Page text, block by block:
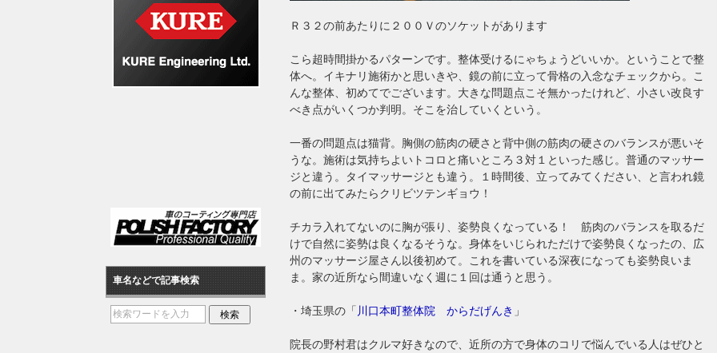
Ｒ３２の前あたりに２００Ｖのソケットがあります
こら超時間掛かるパターンです。整体受けるにゃちょうどいいか。ということで整
体へ。イキナリ施術かと思いきや、鏡の前に立って骨格の入念なチェックから。こ
んな整体、初めてでございます。大きな問題点こそ無かったけれど、小さい改良す
べき点がいくつか判明。そこを治していくという。
一番の問題点は猫背。胸側の筋肉の硬さと背中側の筋肉の硬さのバランスが悪いそ
うな。施術は気持ちよいトコロと痛いところ３対１といった感じ。普通のマッサー
ジと違う。タイマッサージとも違う。１時間後、立ってみてください、と言われ鏡
の前に出てみたらクリビツテンギョウ！
チカラ入れてないのに胸が張り、姿勢良くなっている！ 筋肉のバランスを取るだ
けで自然に姿勢は良くなるそうな。身体をいじられただけで姿勢良くなったの、広
州のマッサージ屋さん以後初めて。これを書いている深夜になっても姿勢良いま
ま。家の近所なら間違いなく週に１回は通うと思う。
・埼玉県の「 川口本町整体院 からだげんき 」
院長の野村君はクルマ好きなので、近所の方で身体のコリで悩んでいる人はぜひと
車名などで記事検索